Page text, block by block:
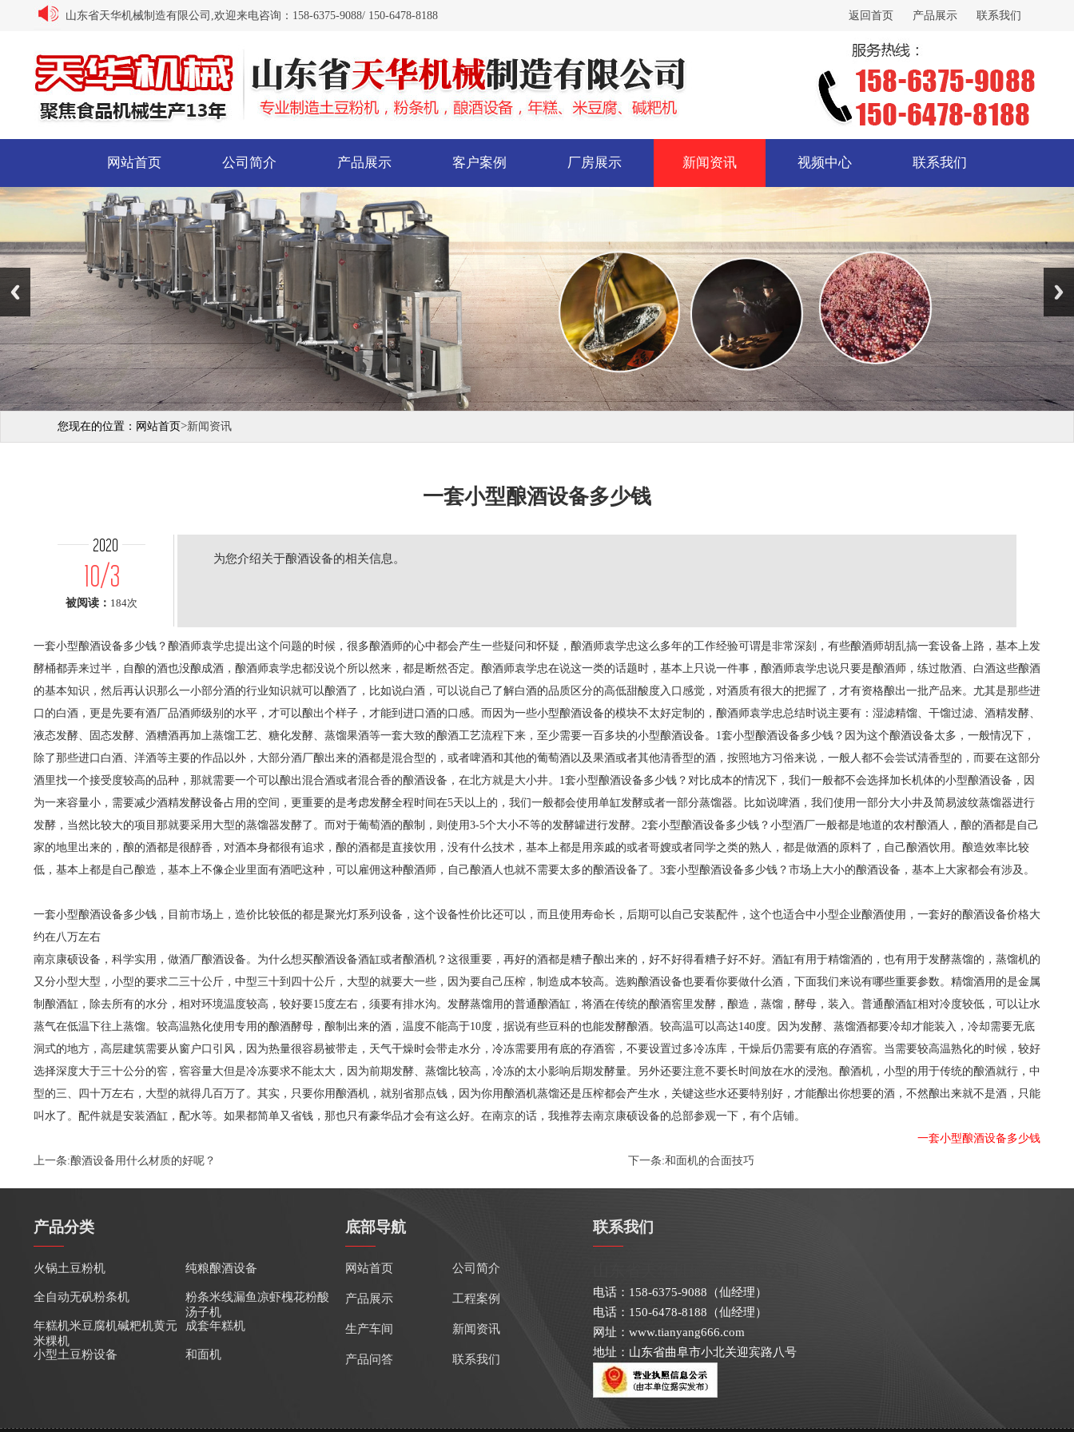
山东省天华机械制造有限公司,欢迎来电咨询：158-6375-9088/ 150-6478-8188 返回首页 产品展示 联系我们
网站首页 公司简介 产品展示 客户案例 厂房展示 新闻资讯 视频中心 联系我们
您现在的位置： 网站首页>新闻资讯
一套小型酿酒设备多少钱
2020
10/3
被阅读： 184次
为您介绍关于酿酒设备的相关信息。
一套小型酿酒设备多少钱？酿酒师袁学忠提出这个问题的时候，很多酿酒师的心中都会产生一些疑问和怀疑，酿酒师袁学忠这么多年的工作经验可谓是非常深刻，有些酿酒师胡乱搞一套设备上路，基本上发
酵桶都弄来过半，自酿的酒也没酿成酒，酿酒师袁学忠都没说个所以然来，都是断然否定。酿酒师袁学忠在说这一类的话题时，基本上只说一件事，酿酒师袁学忠说只要是酿酒师，练过散酒、白酒这些酿酒
的基本知识，然后再认识那么一小部分酒的行业知识就可以酿酒了，比如说白酒，可以说自己了解白酒的品质区分的高低甜酸度入口感觉，对酒质有很大的把握了，才有资格酿出一批产品来。尤其是那些进
口的白酒，更是先要有酒厂品酒师级别的水平，才可以酿出个样子，才能到进口酒的口感。而因为一些小型酿酒设备的模块不太好定制的，酿酒师袁学忠总结时说主要有：湿滤精馏、干馏过滤、酒精发酵、
液态发酵、固态发酵、酒糟酒再加上蒸馏工艺、糖化发酵、蒸馏果酒等一套大致的酿酒工艺流程下来，至少需要一百多块的小型酿酒设备。1套小型酿酒设备多少钱？因为这个酿酒设备太多，一般情况下，
除了那些进口白酒、洋酒等主要的作品以外，大部分酒厂酿出来的酒都是混合型的，或者啤酒和其他的葡萄酒以及果酒或者其他清香型的酒，按照地方习俗来说，一般人都不会尝试清香型的，而要在这部分
酒里找一个接受度较高的品种，那就需要一个可以酿出混合酒或者混合香的酿酒设备，在北方就是大小井。1套小型酿酒设备多少钱？对比成本的情况下，我们一般都不会选择加长机体的小型酿酒设备，因
为一来容量小，需要减少酒精发酵设备占用的空间，更重要的是考虑发酵全程时间在5天以上的，我们一般都会使用单缸发酵或者一部分蒸馏器。比如说啤酒，我们使用一部分大小井及简易波纹蒸馏器进行
发酵，当然比较大的项目那就要采用大型的蒸馏器发酵了。而对于葡萄酒的酿制，则使用3-5个大小不等的发酵罐进行发酵。2套小型酿酒设备多少钱？小型酒厂一般都是地道的农村酿酒人，酿的酒都是自己
家的地里出来的，酿的酒都是很醇香，对酒本身都很有追求，酿的酒都是直接饮用，没有什么技术，基本上都是用亲戚的或者哥嫂或者同学之类的熟人，都是做酒的原料了，自己酿酒饮用。酿造效率比较
低，基本上都是自己酿造，基本上不像企业里面有酒吧这种，可以雇佣这种酿酒师，自己酿酒人也就不需要太多的酿酒设备了。3套小型酿酒设备多少钱？市场上大小的酿酒设备，基本上大家都会有涉及。
一套小型酿酒设备多少钱，目前市场上，造价比较低的都是聚光灯系列设备，这个设备性价比还可以，而且使用寿命长，后期可以自己安装配件，这个也适合中小型企业酿酒使用，一套好的酿酒设备价格大
约在八万左右
南京康硕设备，科学实用，做酒厂酿酒设备。为什么想买酿酒设备酒缸或者酿酒机？这很重要，再好的酒都是糟子酿出来的，好不好得看糟子好不好。酒缸有用于精馏酒的，也有用于发酵蒸馏的，蒸馏机的
又分小型大型，小型的要求二三十公斤，中型三十到四十公斤，大型的就要大一些，因为要自己压榨，制造成本较高。选购酿酒设备也要看你要做什么酒，下面我们来说有哪些重要参数。精馏酒用的是金属
制酿酒缸，除去所有的水分，相对环境温度较高，较好要15度左右，须要有排水沟。发酵蒸馏用的普通酿酒缸，将酒在传统的酿酒窖里发酵，酿造，蒸馏，酵母，装入。普通酿酒缸相对冷度较低，可以让水
蒸气在低温下往上蒸馏。较高温熟化使用专用的酿酒酵母，酿制出来的酒，温度不能高于10度，据说有些豆科的也能发酵酿酒。较高温可以高达140度。因为发酵、蒸馏酒都要冷却才能装入，冷却需要无底
洞式的地方，高层建筑需要从窗户口引风，因为热量很容易被带走，天气干燥时会带走水分，冷冻需要用有底的存酒窖，不要设置过多冷冻库，干燥后仍需要有底的存酒窖。当需要较高温熟化的时候，较好
选择深度大于三十公分的窖，窖容量大但是冷冻要求不能太大，因为前期发酵、蒸馏比较高，冷冻的太小影响后期发酵量。另外还要注意不要长时间放在水的浸泡。酿酒机，小型的用于传统的酿酒就行，中
型的三、四十万左右，大型的就得几百万了。其实，只要你用酿酒机，就别省那点钱，因为你用酿酒机蒸馏还是压榨都会产生水，关键这些水还要特别好，才能酿出你想要的酒，不然酿出来就不是酒，只能
叫水了。配件就是安装酒缸，配水等。如果都简单又省钱，那也只有豪华品才会有这么好。在南京的话，我推荐去南京康硕设备的总部参观一下，有个店铺。
一套小型酿酒设备多少钱
上一条:酿酒设备用什么材质的好呢？ 下一条:和面机的合面技巧
产品分类
火锅土豆粉机 纯粮酿酒设备
全自动无矾粉条机
粉条米线漏鱼凉虾槐花粉酸
汤子机
年糕机米豆腐机碱粑机黄元
米粿机
成套年糕机
小型土豆粉设备 和面机
底部导航
网站首页 公司简介
产品展示 工程案例
生产车间 新闻资讯
产品问答 联系我们
联系我们
电话：158-6375-9088（仙经理）
电话：150-6478-8188（仙经理）
网址：www.tianyang666.com
地址：山东省曲阜市小北关迎宾路八号